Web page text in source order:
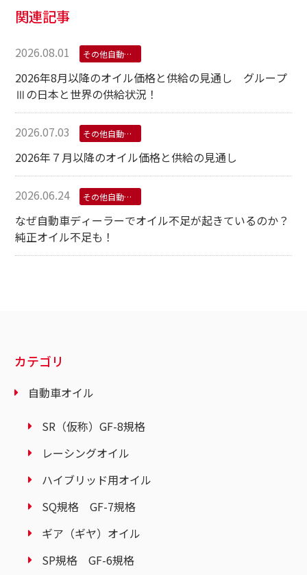
関連記事
2026.08.01 その他自動車用オイル
2026年8月以降のオイル価格と供給の見通し グループ
Ⅲの日本と世界の供給状況！
2026.07.03 その他自動車用オイル
2026年７月以降のオイル価格と供給の見通し
2026.06.24 その他自動車用オイル
なぜ自動車ディーラーでオイル不足が起きているのか？
純正オイル不足も！
カテゴリ
自動車オイル
SR（仮称）GF-8規格
レーシングオイル
ハイブリッド用オイル
SQ規格 GF-7規格
ギア（ギヤ）オイル
SP規格 GF-6規格